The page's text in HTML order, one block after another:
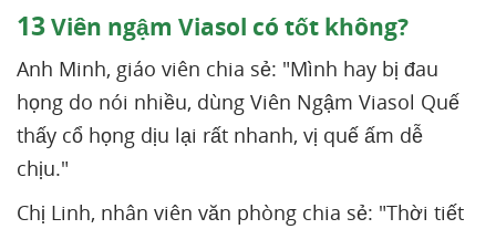
13Viên ngậm Viasol có tốt không?
Anh Minh, giáo viên chia sẻ: "Mình hay bị đau
họng do nói nhiều, dùng Viên Ngậm Viasol Quế
thấy cổ họng dịu lại rất nhanh, vị quế ấm dễ
chịu."
Chị Linh, nhân viên văn phòng chia sẻ: "Thời tiết